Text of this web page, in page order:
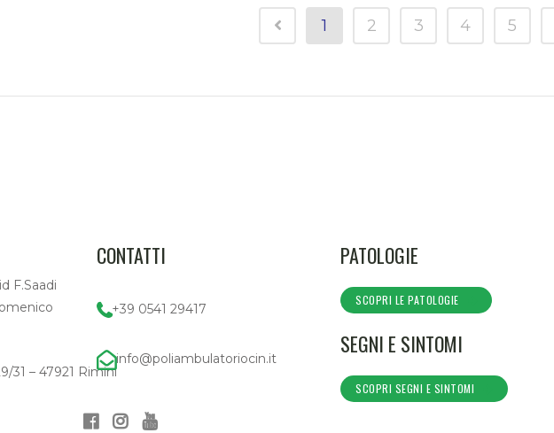
1 2 3 4 5
F.Saadi
31 – 47921 Rimini
CONTATTI
+39 0541 29417
info@poliambulatoriocin.it
PATOLOGIE
SCOPRI LE PATOLOGIE
SEGNI E SINTOMI
SCOPRI SEGNI E SINTOMI